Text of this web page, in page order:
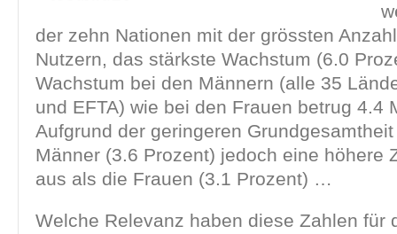
der zehn Nationen mit der grössten
Nutzern, das stärkste Wachstum (6.0
Wachstum bei den Männern (alle 35
und EFTA) wie bei den Frauen betrug 4.4
Aufgrund der geringeren
Männer (3.6 Prozent) jedoch eine höhere
aus als die Frauen (3.1 Prozent) …
Welche Relevanz haben diese Zahlen für